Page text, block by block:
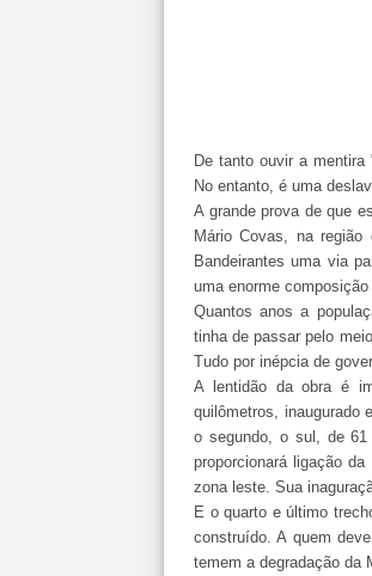
De tanto ouvir a
No entanto, é uma
A grande prova de que
Mário Covas, na
Bandeirantes uma via
uma enorme
Quantos anos a
tinha de passar pelo
Tudo por inépcia de
A lentidão da obra é
quilômetros, inaugurado
o segundo, o sul, de
proporcionará ligação
zona leste. Sua
E o quarto e último
construído. A quem
temem a degradação da